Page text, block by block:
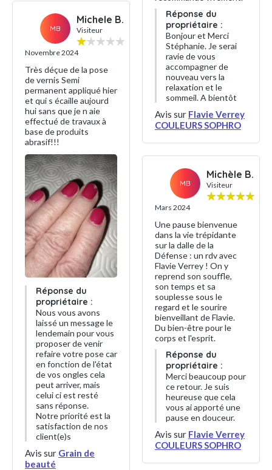
MB
Michele B.
Visiteur
Novembre 2024
Très déçue de la pose
de vernis Semi
permanent appliqué hier
et qui s écaille aujourd
hui sans que je n aie
effectué de travaux à
base de produits
abrasif!!!
Réponse du
propriétaire :
Nous vous avons
laissé un message le
lendemain pour vous
proposer de venir
refaire votre pose car
en fonction de l'état
de vos ongles cela
peut arriver, mais
celui ci est resté
sans réponse.
Notre priorité est la
satisfaction de nos
client(e)s
Avis sur Grain de
beauté
Réponse du
propriétaire :
Bonjour et Merci
Stéphanie. Je serai
ravie de vous
accompagner de
nouveau vers la
relaxation et le
sommeil. A bientôt
Avis sur Flavie Verrey
COULEURS SOPHRO
MB
Michèle B.
Visiteur
Mars 2024
Une pause bienvenue
dans la vie trépidante
sur la dalle de la
Défense : un rdv avec
Flavie Verrey ! On y
reprend son souffle,
son temps et sa
souplesse sous le
regard et le sourire
bienveillant de Flavie.
Du bien-être pour le
corps et l'esprit.
Réponse du
propriétaire :
Merci beaucoup pour
ce retour. Je suis
heureuse que cela
vous ai apporté une
pause en douceur.
Avis sur Flavie Verrey
COULEURS SOPHRO